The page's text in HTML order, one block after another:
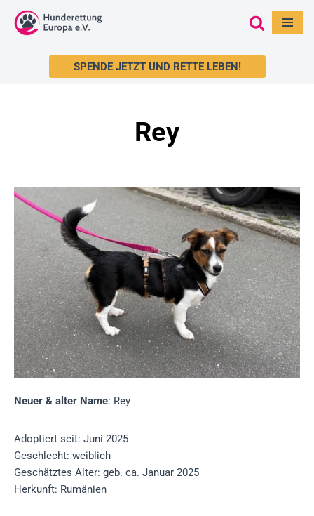
Zum
SPENDE JETZT UND RETTE LEBEN!
Rey
Neuer & alter Name: Rey
Adoptiert seit: Juni 2025
Geschlecht: weiblich
Geschätztes Alter: geb. ca. Januar 2025
Herkunft: Rumänien